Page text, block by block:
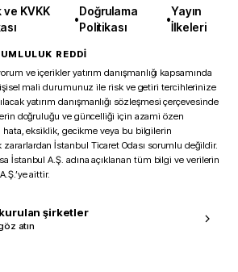
ve KVKK
•
Doğrulama
Politikası
•
Yayın
İlkeleri
REDDİ
ve içerikler yatırım danışmanlığı kapsamında
mali durumunuz ile risk ve getiri tercihlerinize
yatırım danışmanlığı sözleşmesi çerçevesinde
doğruluğu ve güncelliği için azami özen
hata, eksiklik, gecikme veya bu bilgilerin
zararlardan İstanbul Ticaret Odası sorumlu değildir.
İstanbul A.Ş. adına açıklanan tüm bilgi ve verilerin
aittir.
kurulan şirketler
atın